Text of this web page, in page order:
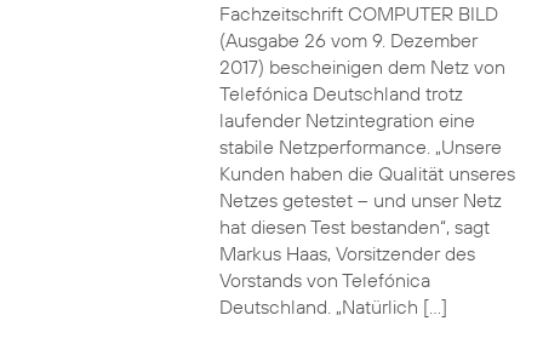
Fachzeitschrift COMPUTER BILD
(Ausgabe 26 vom 9. Dezember
2017) bescheinigen dem Netz von
Telefónica Deutschland trotz
laufender Netzintegration eine
stabile Netzperformance. „Unsere
Kunden haben die Qualität unseres
Netzes getestet – und unser Netz
hat diesen Test bestanden“, sagt
Markus Haas, Vorsitzender des
Vorstands von Telefónica
Deutschland. „Natürlich […]